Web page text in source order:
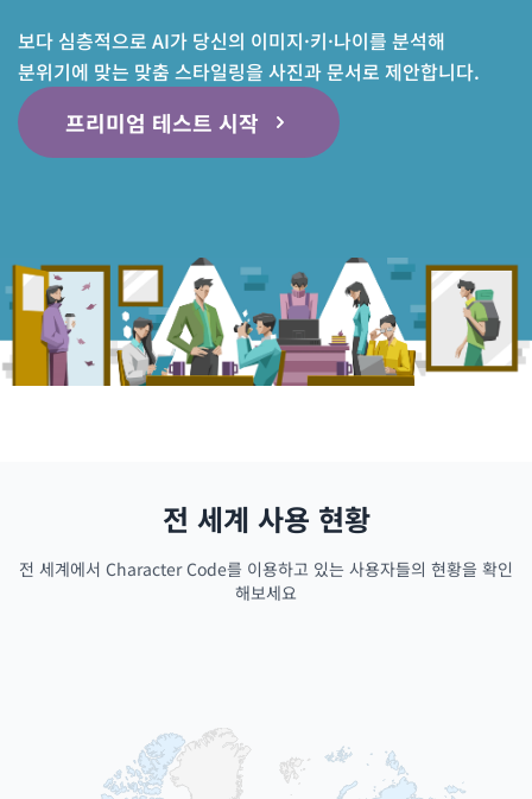
보다 심층적으로 AI가 당신의 이미지·키·나이를 분석해
분위기에 맞는 맞춤 스타일링을 사진과 문서로 제안합니다.
프리미엄 테스트 시작
전 세계 사용 현황
전 세계에서 Character Code를 이용하고 있는 사용자들의 현황을 확인
해보세요